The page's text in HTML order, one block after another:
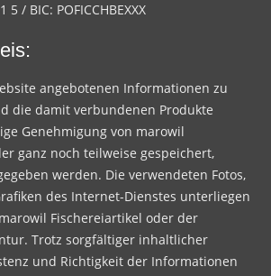
/ BIC: POFICCHBEXXX
angebotenen Informationen zu
die damit verbundenen Produkte
Genehmigung von marowil
ganz noch teilweise gespeichert,
werden. Die verwendeten Fotos,
des Internet-Dienstes unterliegen
Fischereiartikel oder der
Trotz sorgfältiger inhaltlicher
und Richtigkeit der Informationen